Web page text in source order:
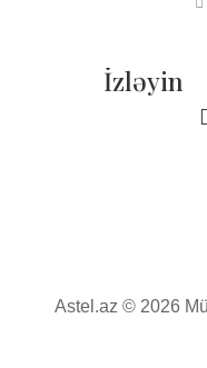
İzləyin
Astel.az © 2026